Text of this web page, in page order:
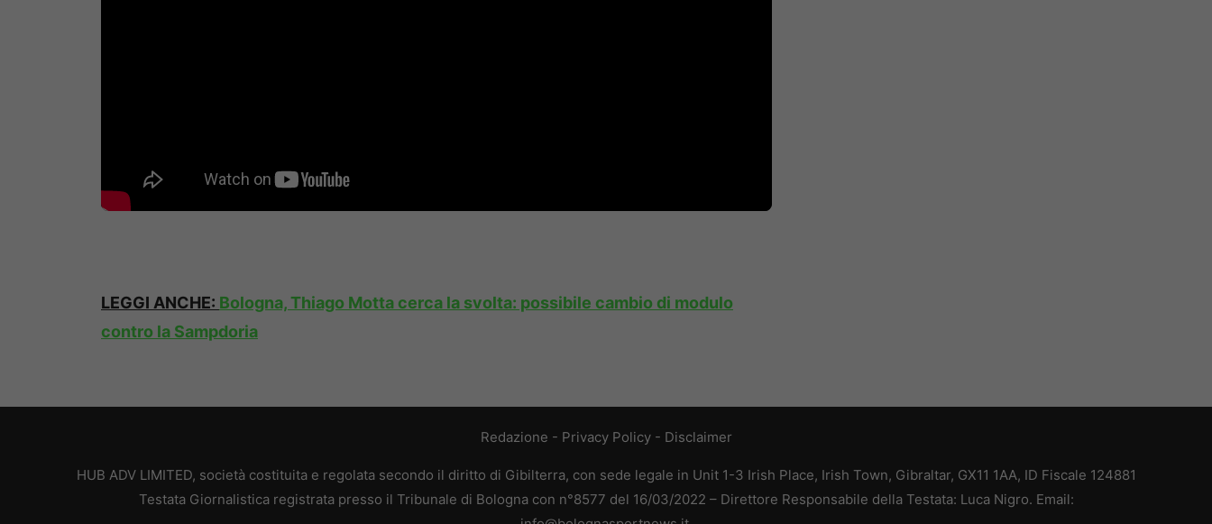
LEGGI ANCHE: Bologna, Thiago Motta cerca la svolta: possibile cambio di modulo
contro la Sampdoria
Redazione - Privacy Policy- Disclaimer
HUB ADV LIMITED, società costituita e regolata secondo il diritto di Gibilterra, con sede legale in Unit 1-3 Irish Place, Irish Town, Gibraltar, GX11 1AA, ID Fiscale 124881
Testata Giornalistica registrata presso il Tribunale di Bologna con n°8577 del 16/03/2022 – Direttore Responsabile della Testata: Luca Nigro. Email: